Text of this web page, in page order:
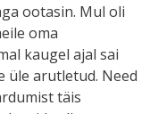
ootasin. Mul oli
oma
kaugel ajal sai
üle arutletud. Need
täis